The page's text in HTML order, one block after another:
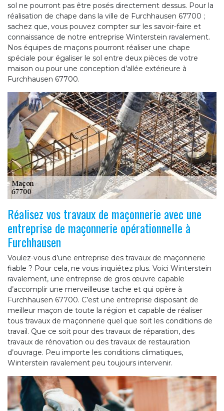
sol ne pourront pas être posés directement dessus. Pour la
réalisation de chape dans la ville de Furchhausen 67700 ;
sachez que, vous pouvez compter sur les savoir-faire et
connaissance de notre entreprise Winterstein ravalement.
Nos équipes de maçons pourront réaliser une chape
spéciale pour égaliser le sol entre deux pièces de votre
maison ou pour une conception d’allée extérieure à
Furchhausen 67700.
Réalisez vos travaux de maçonnerie avec une
entreprise de maçonnerie opérationnelle à
Furchhausen
Voulez-vous d’une entreprise des travaux de maçonnerie
fiable ? Pour cela, ne vous inquiétez plus. Voici Winterstein
ravalement, une entreprise de gros œuvre capable
d’accomplir une merveilleuse tache et qui opère à
Furchhausen 67700. C’est une entreprise disposant de
meilleur maçon de toute la région et capable de réaliser
tous travaux de maçonnerie quel que soit les conditions de
travail. Que ce soit pour des travaux de réparation, des
travaux de rénovation ou des travaux de restauration
d’ouvrage. Peu importe les conditions climatiques,
Winterstein ravalement peu toujours intervenir.